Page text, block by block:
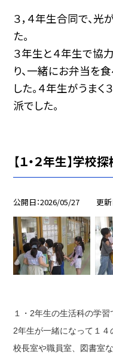
３，４年生合同で、
た。
３年生と４年生で協
り、一緒にお弁当を
した。４年生がうま
派でした。
【１・２年生】学校
公開日 2026/05/27 更
１・2年生の生活科の学
2年生が一緒になって１
校長室や職員室、図書室